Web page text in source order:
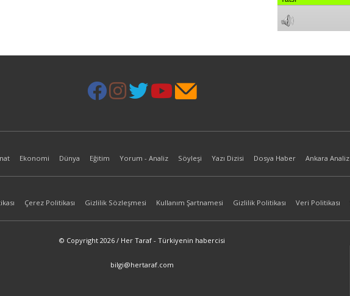
Ekonomi Dünya Eğitim Yorum - Analiz Söyleşi Yazı Dizisi Dosya Haber Ankara Analiz
Çerez Politikası Gizlilik Sözleşmesi Kullanım Şartnamesi Gizlilik Politikası Veri Politikası
© Copyright 2026 / Her Taraf - Türkiyenin habercisi
bilgi@hertaraf.com